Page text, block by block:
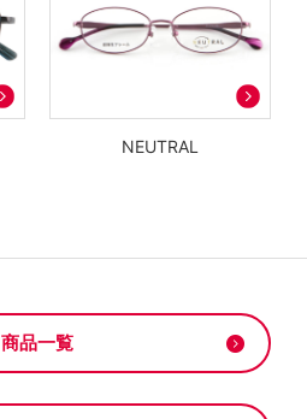
NEUTRAL
商品一覧